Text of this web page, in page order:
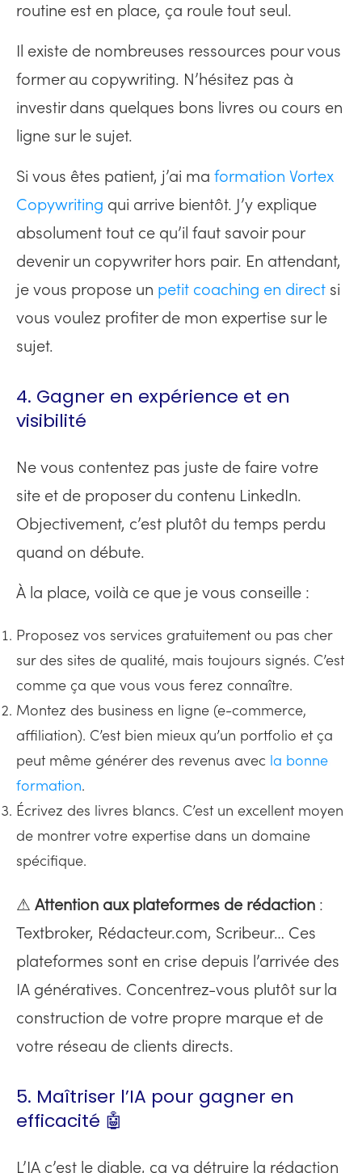
routine est en place, ça roule tout seul.
Il existe de nombreuses ressources pour vous
former au copywriting. N’hésitez pas à
investir dans quelques bons livres ou cours en
ligne sur le sujet.
Si vous êtes patient, j’ai ma formation Vortex
Copywriting qui arrive bientôt. J’y explique
absolument tout ce qu’il faut savoir pour
devenir un copywriter hors pair. En attendant,
je vous propose un petit coaching en direct si
vous voulez profiter de mon expertise sur le
sujet.
4. Gagner en expérience et en
visibilité
Ne vous contentez pas juste de faire votre
site et de proposer du contenu LinkedIn.
Objectivement, c’est plutôt du temps perdu
quand on débute.
À la place, voilà ce que je vous conseille :
Proposez vos services gratuitement ou pas cher
sur des sites de qualité, mais toujours signés. C’est
comme ça que vous vous ferez connaître.
Montez des business en ligne (e-commerce,
affiliation). C’est bien mieux qu’un portfolio et ça
peut même générer des revenus avec la bonne
formation.
Écrivez des livres blancs. C’est un excellent moyen
de montrer votre expertise dans un domaine
spécifique.
⚠ Attention aux plateformes de rédaction :
Textbroker, Rédacteur.com, Scribeur… Ces
plateformes sont en crise depuis l’arrivée des
IA génératives. Concentrez-vous plutôt sur la
construction de votre propre marque et de
votre réseau de clients directs.
5. Maîtriser l’IA pour gagner en
efficacité 🤖
L’IA c’est le diable, ça va détruire la rédaction